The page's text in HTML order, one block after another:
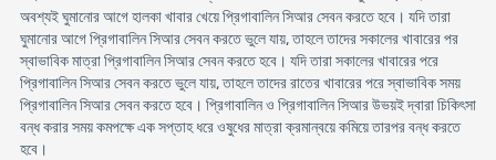
অবশ্যই ঘুমানোর আগে হালকা খাবার খেয়ে প্রিগাবালিন সিআর সেবন করতে হবে। যদি তারা
ঘুমানোর আগে প্রিগাবালিন সিআর সেবন করতে ভুলে যায়, তাহলে তাদের সকালের খাবারের পর
স্বাভাবিক মাত্রা প্রিগাবালিন সিআর সেবন করতে হবে। যদি তারা সকালের খাবারের পরে
প্রিগাবালিন সিআর সেবন করতে ভুলে যায়, তাহলে তাদের রাতের খাবারের পরে স্বাভাবিক সময়
প্রিগাবালিন সিআর সেবন করতে হবে। প্রিগাবালিন ও প্রিগাবালিন সিআর উভয়ই দ্বারা চিকিৎসা
বন্ধ করার সময় কমপক্ষে এক সপ্তাহ ধরে ওষুধের মাত্রা ক্রমান্বয়ে কমিয়ে তারপর বন্ধ করতে
হবে।